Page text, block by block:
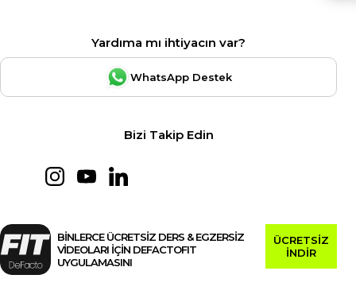
Yardıma mı ihtiyacın var?
WhatsApp Destek
Bizi Takip Edin
BİNLERCE ÜCRETSİZ DERS & EGZERSİZ
VİDEOLARI İÇİN DEFACTOFIT
UYGULAMASINI
ÜCRETSİZ
İNDİR